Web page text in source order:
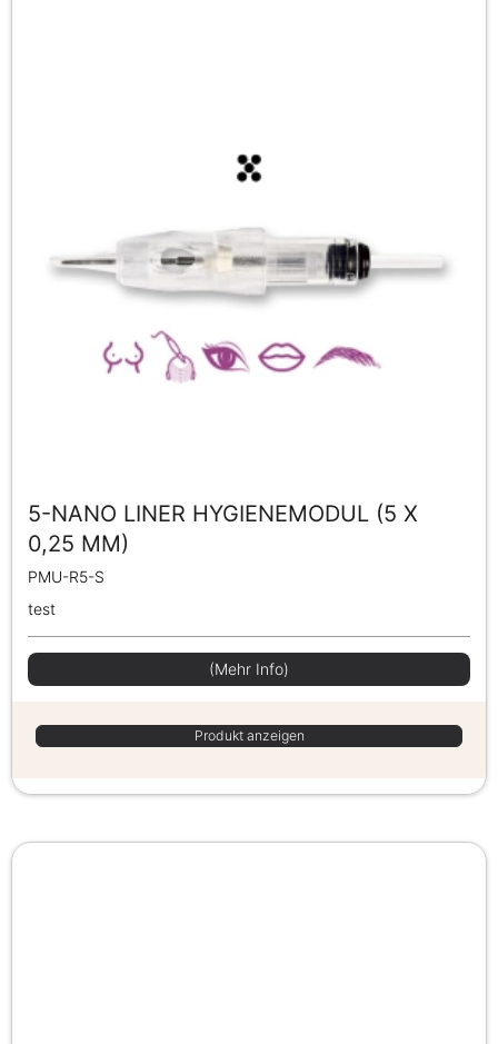
5-NANO LINER HYGIENEMODUL (5 X
0,25 MM)
PMU-R5-S
test
(Mehr Info)
Produkt anzeigen